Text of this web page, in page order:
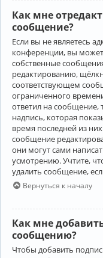
Как мне
сообщение?
Если вы не являетесь
конференции, вы
собственные
редактированию,
соответствующем
ограниченного
ответил на сообщение,
надпись, которая
время последней из
сообщение
они могут сами
усмотрению. Учтите,
удалить сообщение,
Вернуться к началу
Как мне
сообщению?
Чтобы добавить